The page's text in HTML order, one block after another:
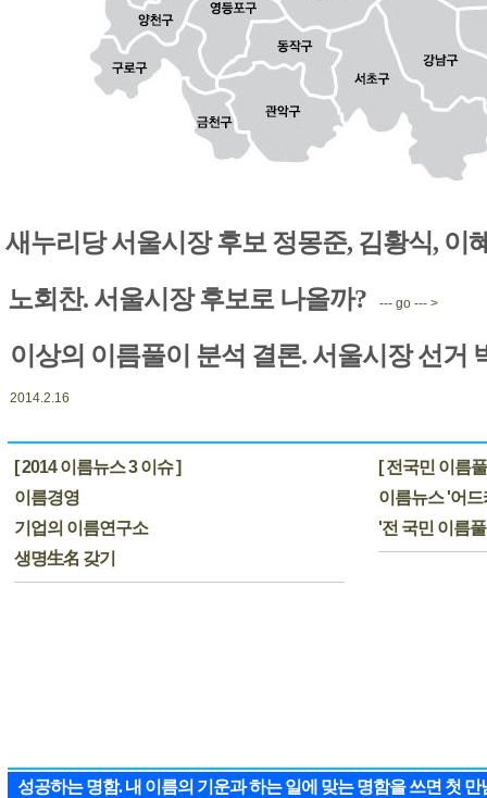
새누리당 서울시장 후보 정몽준, 김황식, 이
노회찬. 서울시장 후보로 나올까?
--- go --- >
이상의 이름풀이 분석 결론. 서울시장 선거
2014.2.16
[ 2014 이름뉴스 3 이슈 ]
이름경영
기업의 이름연구소
생명生名 갖기
[ 전국민 이름
이름뉴스 '어
'전 국민 이름
성공하는 명함. 내 이름의 기운과 하는 일에 맞는 명함을 쓰면 첫